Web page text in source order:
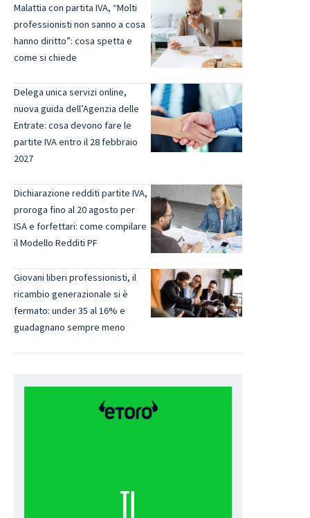
Malattia con partita IVA, “Molti
professionisti non sanno a cosa
hanno diritto”: cosa spetta e
come si chiede
Delega unica servizi online,
nuova guida dell’Agenzia delle
Entrate: cosa devono fare le
partite IVA entro il 28 febbraio
2027
Dichiarazione redditi partite IVA,
proroga fino al 20 agosto per
ISA e forfettari: come compilare
il Modello Redditi PF
Giovani liberi professionisti, il
ricambio generazionale si è
fermato: under 35 al 16% e
guadagnano sempre meno